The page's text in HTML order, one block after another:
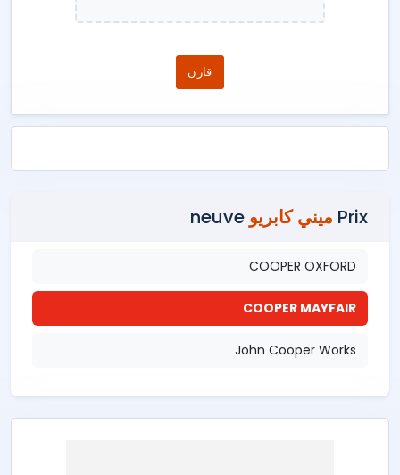
قارن
Prix ميني كابريو
COOPER OXFORD
COOPER MAYFAIR
John Cooper Works